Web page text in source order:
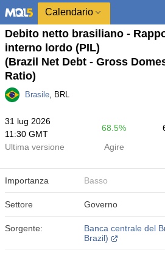
Calendario
Debito netto brasiliano -
interno lordo (PIL)
(Brazil Net Debt - Gross
Ratio)
Brasile, BRL
31 lug 2026
11:30 GMT
68.5%
Ultima versione
Agire
Importanza Basso
Settore Governo
Sorgente:
Banca centrale del
Brazil)